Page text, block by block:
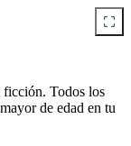
ficción. Todos los
de edad en tu